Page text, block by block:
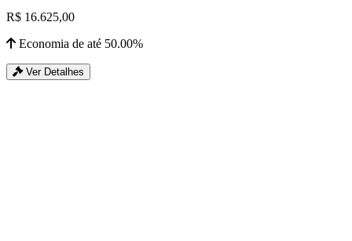
R$ 16.625,00
Economia de até 50.00%
Ver Detalhes